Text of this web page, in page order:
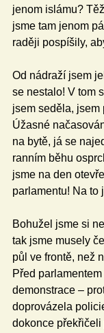
jenom islámu?
jsme tam jenom
raději pospíšily,
Od nádraží jsem
se nestalo! V tom
jsem seděla, jsem
Úžasné
na bytě, já se
ranním běhu
jsme na den
parlamentu! Na to
Bohužel jsme si
tak jsme musely
půl ve frontě, než
Před
demonstrace –
doprovázela
dokonce